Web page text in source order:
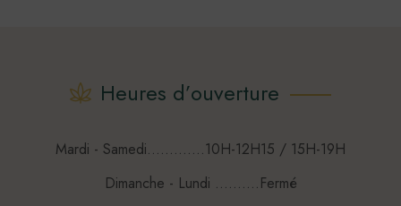
Heures d’ouverture
Mardi - Samedi.............10H-12H15 / 15H-19H
Dimanche - Lundi ..........Fermé